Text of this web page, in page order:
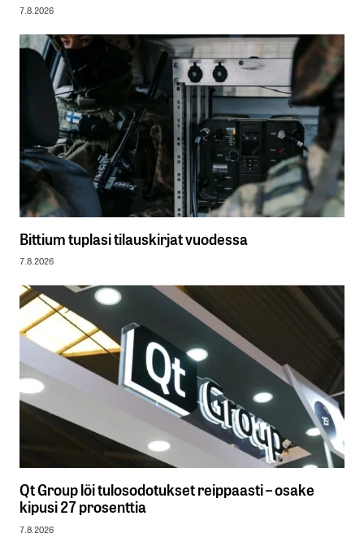
7.8.2026
Bittium tuplasi tilauskirjat vuodessa
7.8.2026
Qt Group löi tulosodotukset reippaasti – osake
kipusi 27 prosenttia
7.8.2026